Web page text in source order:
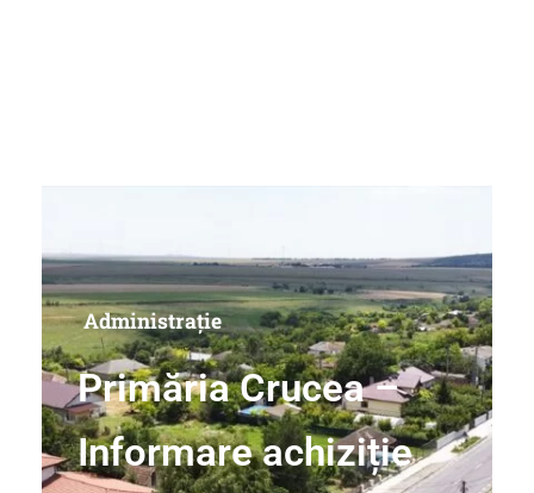
Administrație
Primăria Crucea –
Informare achiziție